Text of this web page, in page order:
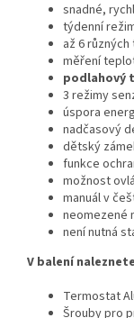
snadné,
týdenní
až 6
měření
podlahový
3 režimy
úspora
nadčasový
dětský
funkce
možnost
manuál v
neomezené
není nutná
V balení naleznete
Termostat
Šrouby pro